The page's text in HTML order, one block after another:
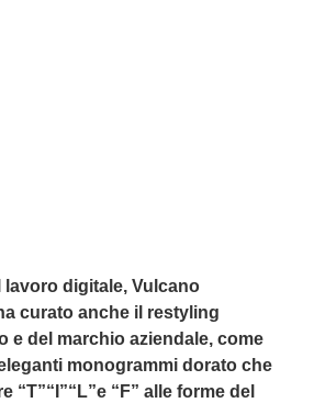
lavoro digitale, Vulcano
curato anche il restyling
e del marchio aziendale, come
monogrammi dorato che
“T”“I”“L”e “F” alle forme del